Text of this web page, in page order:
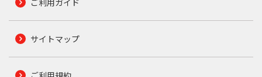
サイトマップ